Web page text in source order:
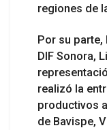
regiones de
Por su parte,
DIF Sonora,
realizó la
productivos
de Bavispe,